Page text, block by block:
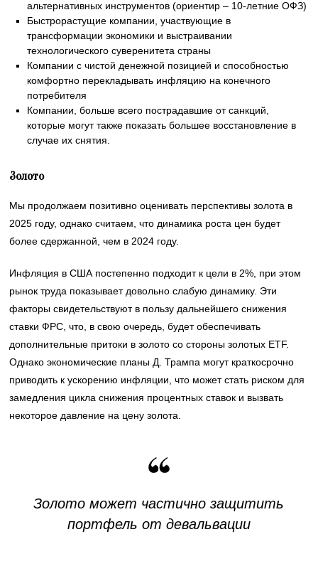
альтернативных инструментов (ориентир – 10-летние ОФЗ)
Быстрорастущие компании, участвующие в
трансформации экономики и выстраивании
технологического суверенитета страны
Компании с чистой денежной позицией и способностью
комфортно перекладывать инфляцию на конечного
потребителя
Компании, больше всего пострадавшие от санкций,
которые могут также показать большее восстановление в
случае их снятия.
Золото
Мы продолжаем позитивно оценивать перспективы золота в
2025 году, однако считаем, что динамика роста цен будет
более сдержанной, чем в 2024 году.
Инфляция в США постепенно подходит к цели в 2%, при этом
рынок труда показывает довольно слабую динамику. Эти
факторы свидетельствуют в пользу дальнейшего снижения
ставки ФРС, что, в свою очередь, будет обеспечивать
дополнительные притоки в золото со стороны золотых ETF.
Однако экономические планы Д. Трампа могут краткосрочно
приводить к ускорению инфляции, что может стать риском для
замедления цикла снижения процентных ставок и вызвать
некоторое давление на цену золота.
Золото может частично защитить
портфель от девальвации